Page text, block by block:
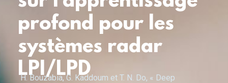
profond pour les
systèmes radar
LPI/LPD
H. Bouzabia, G. Kaddoum et T. N. Do, « Deep